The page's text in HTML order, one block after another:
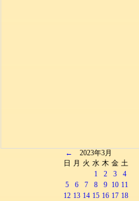
←
2023年3月
日
月 火 水 木 金 土
1
2 3
4
5
6 7 8 9 10 11
12 13 14 15 16 17 18